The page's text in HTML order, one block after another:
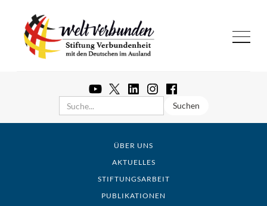
ÜBER UNS
AKTUELLES
STIFTUNGSARBEIT
PUBLIKATIONEN